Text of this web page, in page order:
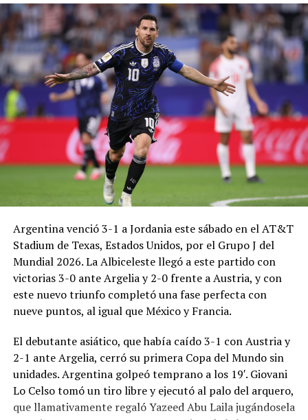
Argentina venció 3-1 a Jordania este sábado en el AT&T
Stadium de Texas, Estados Unidos, por el Grupo J del
Mundial 2026. La Albiceleste llegó a este partido con
victorias 3-0 ante Argelia y 2-0 frente a Austria, y con
este nuevo triunfo completó una fase perfecta con
nueve puntos, al igual que México y Francia.
El debutante asiático, que había caído 3-1 con Austria y
2-1 ante Argelia, cerró su primera Copa del Mundo sin
unidades. Argentina golpeó temprano a los 19′. Giovani
Lo Celso tomó un tiro libre y ejecutó al palo del arquero,
que llamativamente regaló Yazeed Abu Laila jugándosela